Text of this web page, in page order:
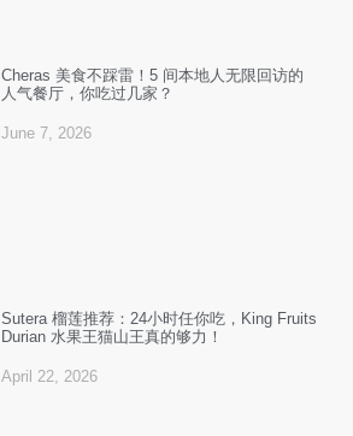
Cheras 美食不踩雷！5 间本地人无限回访的
人气餐厅，你吃过几家？
June 7, 2026
Sutera 榴莲推荐：24小时任你吃，King Fruits
Durian 水果王猫山王真的够力！
April 22, 2026